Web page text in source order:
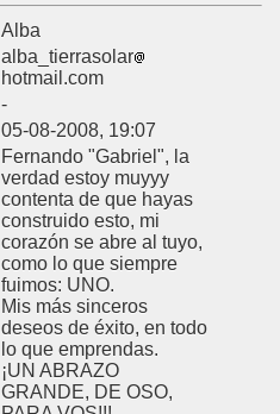
Alba
alba_tierrasolar
hotmail.com
-
05-08-2008, 19:07
Fernando "Gabriel", la
verdad estoy muyyy
contenta de que hayas
construido esto, mi
corazón se abre al tuyo,
como lo que siempre
fuimos: UNO.
Mis más sinceros
deseos de éxito, en todo
lo que emprendas.
¡UN ABRAZO
GRANDE, DE OSO,